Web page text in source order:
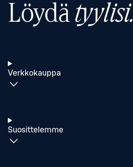
Löydätyylisi.
Verkkokauppa
Suosittelemme